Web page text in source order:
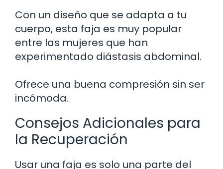
Con un diseño que se adapta a tu
cuerpo, esta faja es muy popular
entre las mujeres que han
experimentado diástasis abdominal.
Ofrece una buena compresión sin ser
incómoda.
Consejos Adicionales para
la Recuperación
Usar una faja es solo una parte del